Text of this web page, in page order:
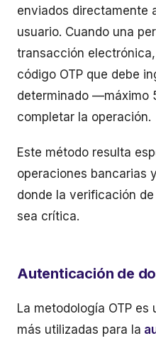
enviados directamente
usuario. Cuando una
transacción
código OTP que debe
determinado —máximo
completar la operación.
Este método resulta
operaciones bancarias
donde la verificación
sea crítica.
Autenticación de
La metodología OTP
más utilizadas para la